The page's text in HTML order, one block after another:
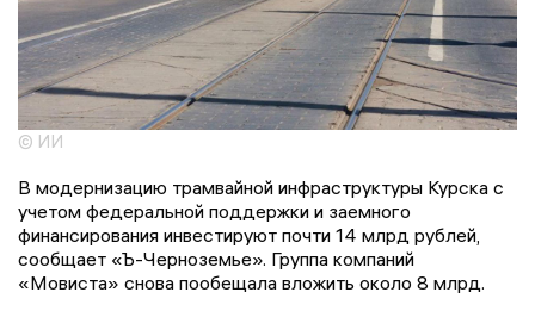
© ИИ
В модернизацию трамвайной инфраструктуры Курска с
учетом федеральной поддержки и заемного
финансирования инвестируют почти 14 млрд рублей,
сообщает «Ъ-Черноземье». Группа компаний
«Мовиста» снова пообещала вложить около 8 млрд.